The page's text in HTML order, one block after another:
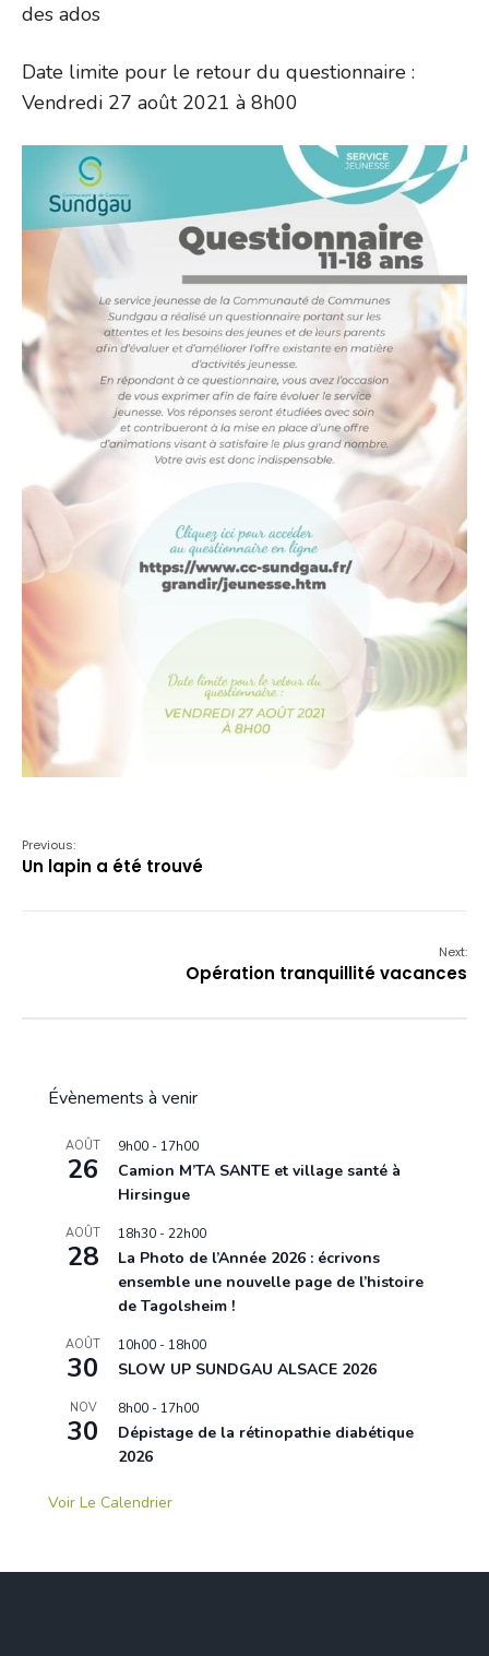
des ados
Date limite pour le retour du questionnaire :
Vendredi 27 août 2021 à 8h00
Previous:
Un lapin a été trouvé
Next:
Opération tranquillité vacances
Évènements à venir
AOÛT
26
9h00 - 17h00
Camion M’TA SANTE et village santé à
Hirsingue
AOÛT
28
18h30 -22h00
La Photo de l’Année 2026 : écrivons
ensemble une nouvelle page de l’histoire
de Tagolsheim !
AOÛT
30
10h00 - 18h00
SLOW UP SUNDGAU ALSACE 2026
NOV
30
8h00 - 17h00
Dépistage de la rétinopathie diabétique
2026
Voir Le Calendrier